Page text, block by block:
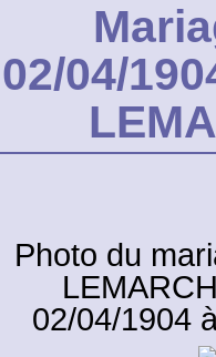
02/04/
Photo du
02/04/1904